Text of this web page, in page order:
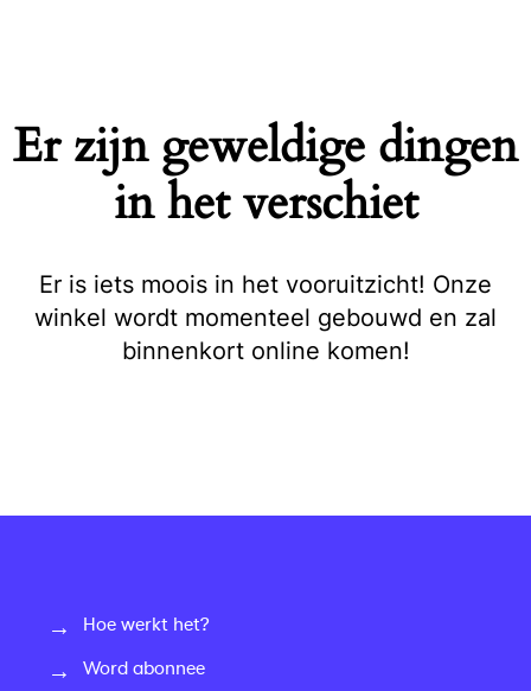
Er zijn geweldige dingen
in het verschiet
Er is iets moois in het vooruitzicht! Onze
winkel wordt momenteel gebouwd en zal
binnenkort online komen!
Hoe werkt het?
Word abonnee